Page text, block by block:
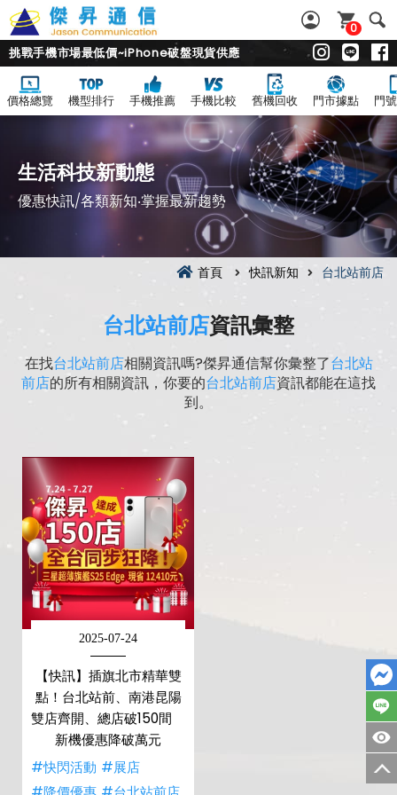
0
挑戰手機市場最低價~iPhone破盤現貨供應
價格總覽 機型排行 手機推薦 手機比較 舊機回收 門市據點 門
生活科技新動態
優惠快訊/各類新知‧掌握最新趨勢
首頁 快訊新知 台北站前店
台北站前店資訊彙整
在找台北站前店相關資訊嗎?傑昇通信幫你彙整了台北站
前店的所有相關資訊，你要的台北站前店資訊都能在這找
到。
2025-07-24
【快訊】插旗北市精華雙
點！台北站前、南港昆陽
雙店齊開、總店破150間
新機優惠降破萬元
#快閃活動 #展店